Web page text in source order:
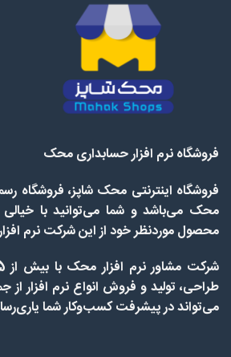
فروشگاه نرم افزار حسابداری محک
فروشگاه اینترنتی محک شاپز، فروشگاه
محک می‌باشد و شما می‌توانید با خیالی
محصول موردنظر خود از این شرکت نرم
طراحی، تولید و فروش انواع نرم افزار از
می‌تواند در پیشرفت کسب‌وکار شما